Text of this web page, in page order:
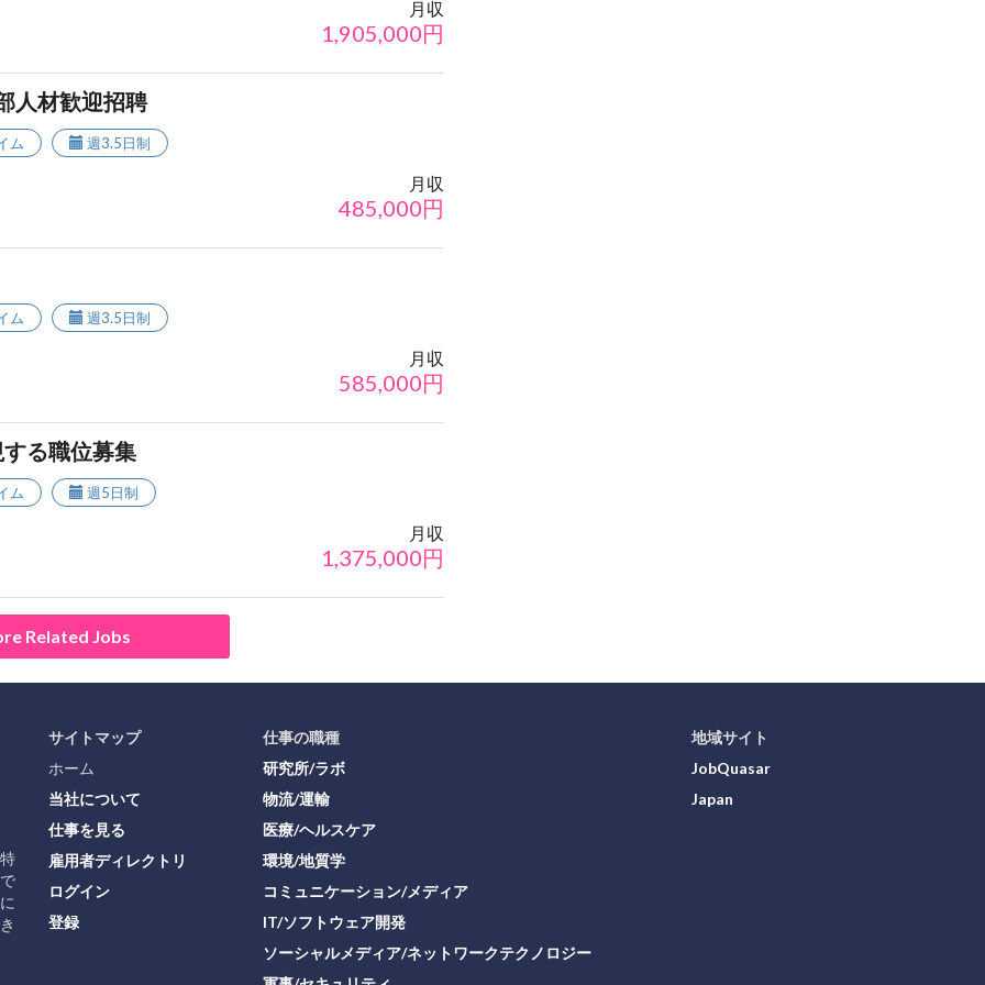
月収
1,905,000円
人材歓迎招聘
ム 週3.5日制
月収
485,000円
ム 週3.5日制
月収
585,000円
る職位募集
ム 週5日制
月収
1,375,000円
Related Jobs
サイトマップ
ホーム
当社について
仕事を見る
雇用者ディレクトリ
ログイン
登録
仕事の職種
研究所/ラボ
物流/運輸
医療/ヘルスケア
環境/地質学
コミュニケーション/メディア
IT/ソフトウェア開発
ソーシャルメディア/ネットワークテクノロジー
地域サイト
JobQuasar
Japan